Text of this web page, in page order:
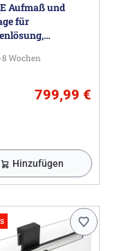
Aufmaß und
für
8 Wochen
799,99 €
Hinzufügen